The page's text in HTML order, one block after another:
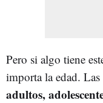
Pero si algo tiene
importa la edad. Las
adultos,